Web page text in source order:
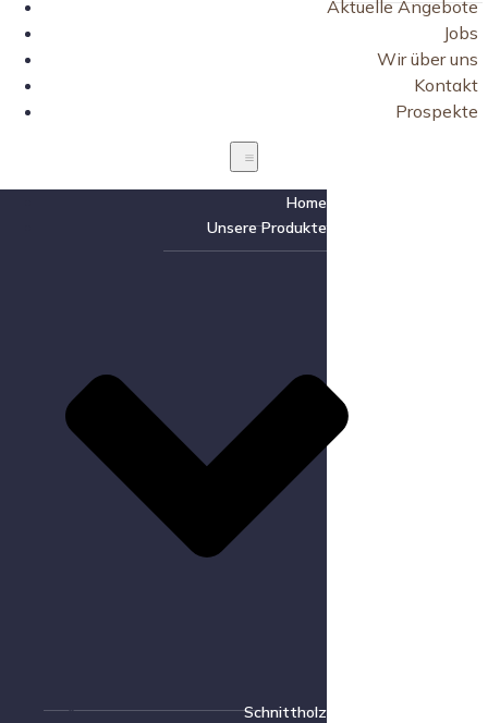
Aktuelle Angebote
Jobs
Wir über uns
Kontakt
Prospekte
Home
Unsere Produkte
Schnittholz